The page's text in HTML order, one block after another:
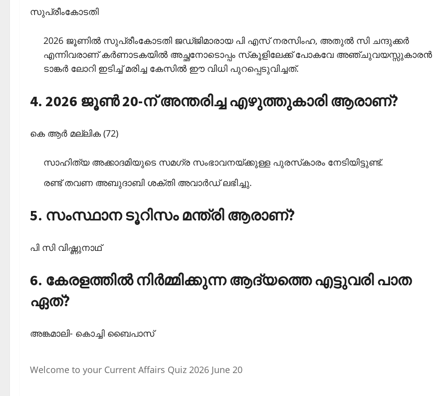
സുപ്രീംകോടതി
2026 ജൂണില്‍ സുപ്രീംകോടതി ജഡ്ജിമാരായ പി എസ് നരസിംഹ, അതുല്‍ സി ചന്ദുക്കര്‍
എന്നിവരാണ് കര്‍ണാടകയില്‍ അച്ഛനോടൊപ്പം സ്‌കൂളിലേക്ക് പോകവേ അഞ്ചുവയസ്സുകാരന്‍
ടാങ്കര്‍ ലോറി ഇടിച്ച് മരിച്ച കേസില്‍ ഈ വിധി പുറപ്പെടുവിച്ചത്.
4. 2026 ജൂണ്‍ 20-ന് അന്തരിച്ച എഴുത്തുകാരി ആരാണ്?
കെ ആര്‍ മല്ലിക (72)
സാഹിത്യ അക്കാദമിയുടെ സമഗ്ര സംഭാവനയ്ക്കുള്ള പുരസ്‌കാരം നേടിയിട്ടുണ്ട്.
രണ്ട് തവണ അബുദാബി ശക്തി അവാര്‍ഡ് ലഭിച്ചു.
5. സംസ്ഥാന ടൂറിസം മന്ത്രി ആരാണ്?
പി സി വിഷ്ണുനാഥ്‌
6. കേരളത്തില്‍ നിര്‍മ്മിക്കുന്ന ആദ്യത്തെ എട്ടുവരി പാത
ഏത്?
അങ്കമാലി- കൊച്ചി ബൈപാസ്‌
Welcome to your Current Affairs Quiz 2026 June 20